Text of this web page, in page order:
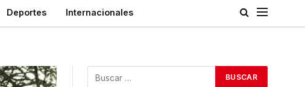
Deportes Internacionales